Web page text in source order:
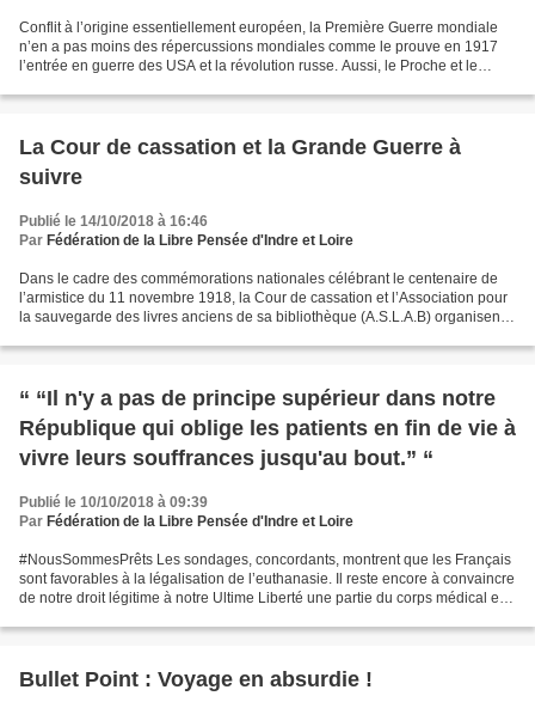
Conflit à l’origine essentiellement européen, la Première Guerre mondiale
n’en a pas moins des répercussions mondiales comme le prouve en 1917
l’entrée en guerre des USA et la révolution russe. Aussi, le Proche et le
La Cour de cassation et la Grande Guerre à
suivre
Publié le 14/10/2018 à 16:46
Par Fédération de la Libre Pensée d'Indre et Loire
Dans le cadre des commémorations nationales célébrant le centenaire de
l’armistice du 11 novembre 1918, la Cour de cassation et l’Association pour
la sauvegarde des livres anciens de sa bibliothèque (A.S.L.A.B) organisent
“ “Il n'y a pas de principe supérieur dans notre
République qui oblige les patients en fin de vie à
vivre leurs souffrances jusqu'au bout.” “
Publié le 10/10/2018 à 09:39
Par Fédération de la Libre Pensée d'Indre et Loire
#NousSommesPrêts Les sondages, concordants, montrent que les Français
sont favorables à la légalisation de l’euthanasie. Il reste encore à convaincre
de notre droit légitime à notre Ultime Liberté une partie du corps médical et
Bullet Point : Voyage en absurdie !